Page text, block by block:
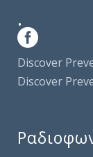
.
Discover
Discover